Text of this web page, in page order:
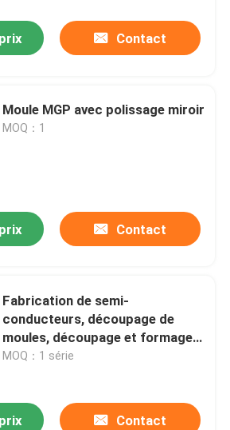
Contact
Moule MGP avec polissage miroir
MOQ：1
Contact
Fabrication de semi-
conducteurs, découpage de
moules, découpage et formage
de matrices anti-rouille
MOQ：1 série
Contact